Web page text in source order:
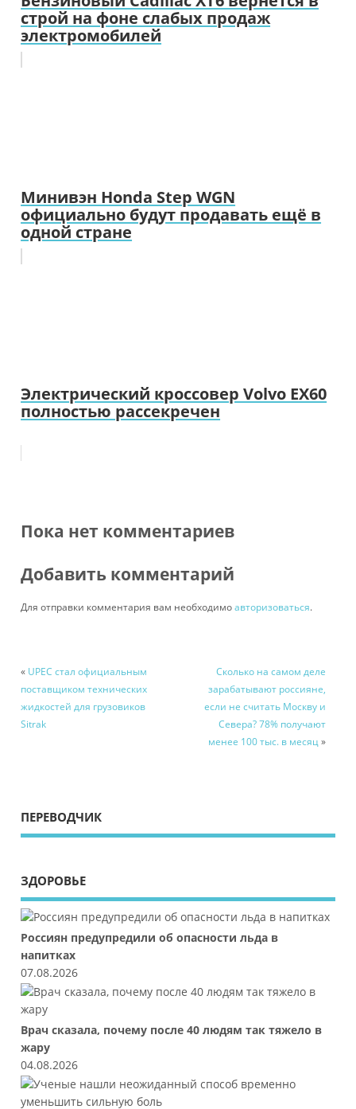
строй на фоне слабых продаж
электромобилей
Минивэн Honda Step WGN
официально будут продавать ещё в
одной стране
Электрический кроссовер Volvo EX60
полностью рассекречен
Пока нет комментариев
Добавить комментарий
Для отправки комментария вам необходимоавторизоваться.
« UPEC стал официальным
поставщиком технических
жидкостей для грузовиков
Sitrak
Сколько на самом деле
зарабатывают россияне,
если не считать Москву и
Севера? 78% получают
менее 100 тыс. в месяц»
ПЕРЕВОДЧИК
ЗДОРОВЬЕ
Россиян предупредили об опасности льда в
напитках
07.08.2026
Врач сказала, почему после 40 людям так тяжело в
жару
04.08.2026